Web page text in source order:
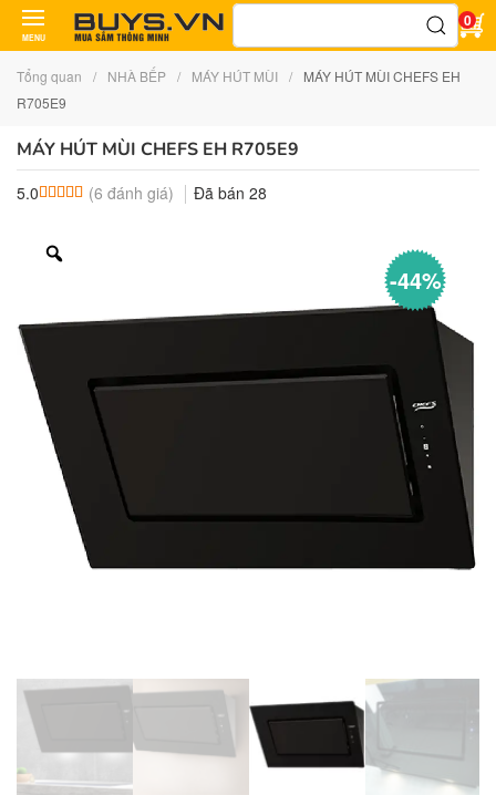
MENU
Tìm
0
Tổng quan NHÀ BẾP MÁY HÚT MÙI
MÁY HÚT MÙI CHEFS EH
R705E9
MÁY HÚT MÙI CHEFS EH R705E9
5.0 5.0 trên 5 dựa trên
6 đánh giá
(6 đánh giá) Đã bán 28
-44%